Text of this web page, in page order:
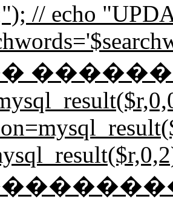
// echo